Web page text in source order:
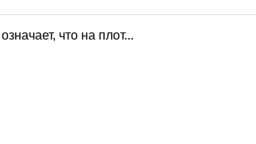
что на плот...